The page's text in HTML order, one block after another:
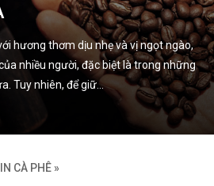
hương thơm dịu nhẹ và vị ngọt ngào,
nhiều người, đặc biệt là trong những
Tuy nhiên, để giữ…
CÀ PHÊ »